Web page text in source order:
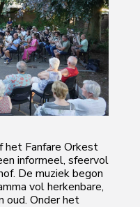
het Fanfare Orkest
informeel, sfeervol
De muziek begon
vol herkenbare,
oud. Onder het